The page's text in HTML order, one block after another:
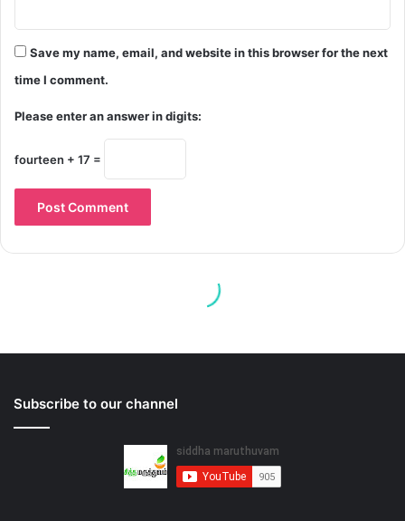
Subscribe to our channel